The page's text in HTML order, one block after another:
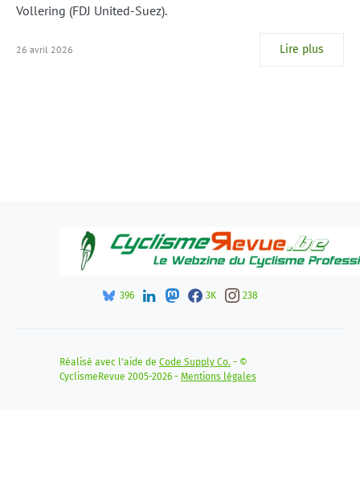
Vollering (FDJ United-Suez).
26 avril 2026 Lire plus
396 3K 238
Réalisé avec l'aide de Code Supply Co. - ©
CyclismeRevue 2005-2026 - Mentions légales